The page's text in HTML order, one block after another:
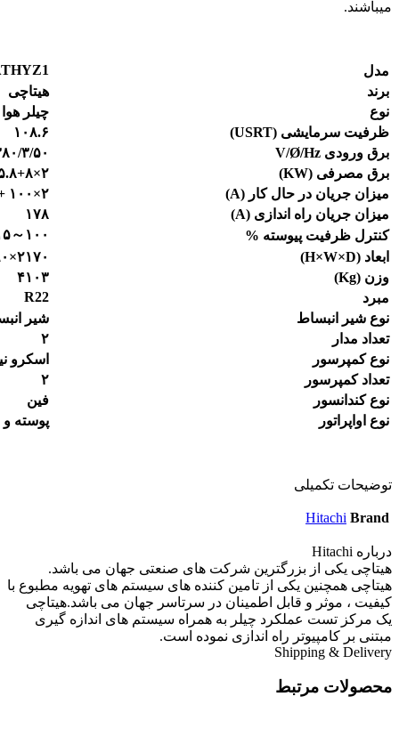
میباشند.
مدل
برند
هیتاچی
نوع
چیلر
ظرفیت سرمایشی (
USRT
)
۱۰۸.۶
برق ورودی
V/Ø/Hz
۳۸۰/۳/
برق مصرفی (KW
)
۲×۵۵.۸+۸×۱.۱
میزان جریان در حال کار (A
)
۲×۱۰۰ + ۸×۲.۷
میزان جریان راه اندازی (A
)
۱۷۸
کنترل ظرفیت پیوسته %
۱۰۰ ～
ابعاد (H×W×D
)
۲۱۷۰×۴۴۹۰×۱۹۴۰
وزن ( Kg
)
۴۱۰۳
مبرد
R22
نوع شیر انبساط
شیر
تعداد مدار
۲
نوع کمپرسور
اسکرو
تعداد کمپرسور
۲
نوع کندانسور
فین
نوع اواپراتور
پوسته و
توضیحات تکمیلی
Brand
Hitachi
درباره Hitachi
هیتاچی یکی از بزرگترین شرکت های صنعتی جهان می باشد.
هیتاچی همچنین یکی از تامین کننده های سیستم های تهویه مطبوع با
کیفیت ، موثر و قابل اطمینان در سرتاسر جهان می باشد.هیتاچی
یک مرکز تست عملکرد چیلر به همراه سیستم های اندازه گیری
مبتنی بر کامپیوتر راه اندازی نموده است.
Shipping & Delivery
محصولات مرتبط